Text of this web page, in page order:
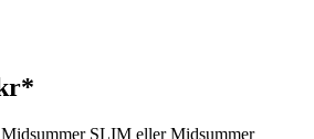
SLIM eller Midsummer